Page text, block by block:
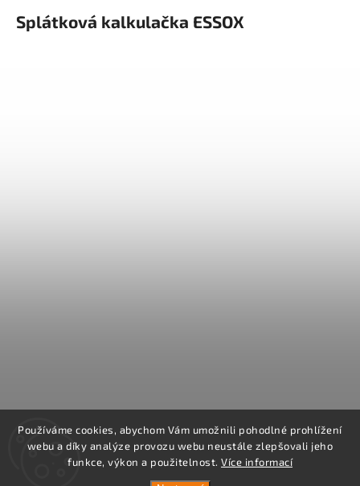
Používáme cookies, abychom Vám umožnili pohodlné prohlížení
webu a díky analýze provozu webu neustále zlepšovali jeho
funkce, výkon a použitelnost. Více informací
Splátková kalkulačka ESSOX